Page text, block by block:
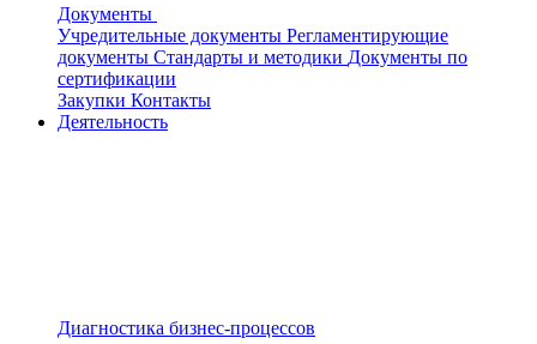
Документы
Учредительные документы Регламентирующие
документы Стандарты и методики Документы по
сертификации
Закупки Контакты
Деятельность
Диагностика бизнес-процессов